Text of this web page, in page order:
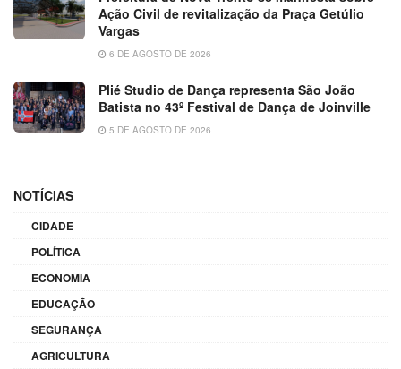
Ação Civil de revitalização da Praça Getúlio
Vargas
6 DE AGOSTO DE 2026
Plié Studio de Dança representa São João
Batista no 43º Festival de Dança de Joinville
5 DE AGOSTO DE 2026
NOTÍCIAS
CIDADE
POLÍTICA
ECONOMIA
EDUCAÇÃO
SEGURANÇA
AGRICULTURA